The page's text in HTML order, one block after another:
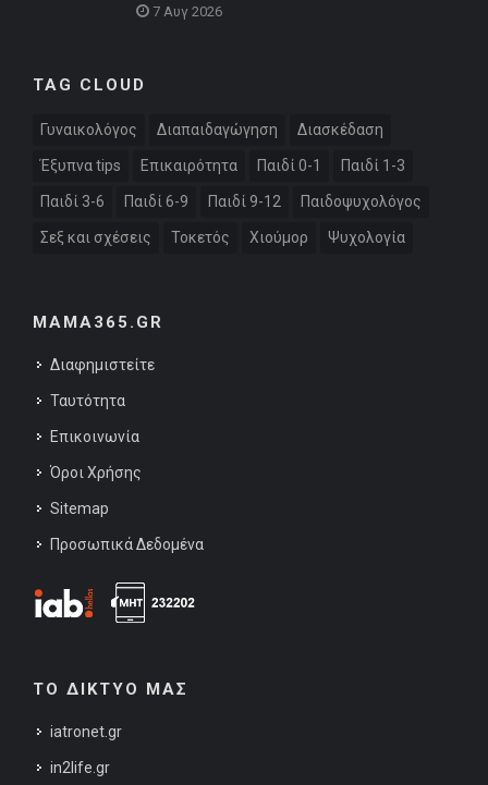
7 Αυγ 2026
TAG CLOUD
Γυναικολόγος Διαπαιδαγώγηση Διασκέδαση
Έξυπνα tips Επικαιρότητα Παιδί 0-1 Παιδί 1-3
Παιδί 3-6 Παιδί 6-9 Παιδί 9-12 Παιδοψυχολόγος
Σεξ και σχέσεις Τοκετός Χιούμορ Ψυχολογία
MAMA365.GR
Διαφημιστείτε
Ταυτότητα
Επικοινωνία
Όροι Χρήσης
Sitemap
Προσωπικά Δεδομένα
ΤΟ ΔΙΚΤΥΟ ΜΑΣ
iatronet.gr
in2life.gr